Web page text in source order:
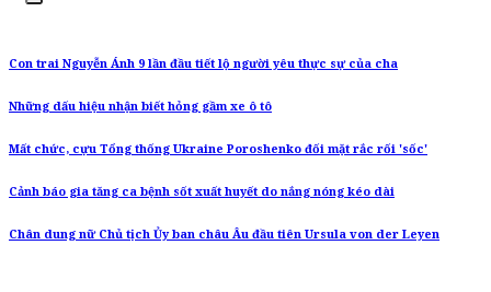
Con trai Nguyễn Ánh 9 lần đầu tiết lộ người yêu thực sự của cha
Những dấu hiệu nhận biết hỏng gầm xe ô tô
Mất chức, cựu Tổng thống Ukraine Poroshenko đối mặt rắc rối 'sốc'
Cảnh báo gia tăng ca bệnh sốt xuất huyết do nắng nóng kéo dài
Chân dung nữ Chủ tịch Ủy ban châu Âu đầu tiên Ursula von der Leyen